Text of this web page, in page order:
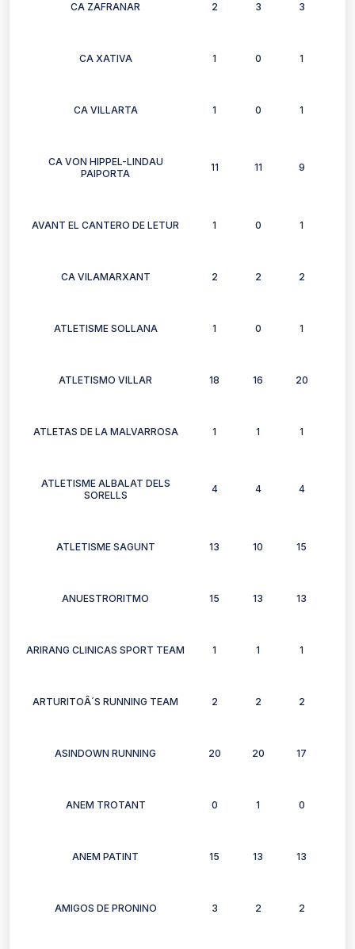
CA ZAFRANAR 2 3 3
CA XATIVA 1 0 1
CA VILLARTA 1 0 1
CA VON HIPPEL-LINDAU
PAIPORTA
11 11 9
AVANT EL CANTERO DE LETUR 1 0 1
CA VILAMARXANT 2 2 2
ATLETISME SOLLANA 1 0 1
ATLETISMO VILLAR 18 16 20
ATLETAS DE LA MALVARROSA 1 1 1
ATLETISME ALBALAT DELS
SORELLS
4 4 4
ATLETISME SAGUNT 13 10 15
ANUESTRORITMO 15 13 13
ARIRANG CLINICAS SPORT TEAM 1 1 1
ARTURITOÂ´S RUNNING TEAM 2 2 2
ASINDOWN RUNNING 20 20 17
ANEM TROTANT 0 1 0
ANEM PATINT 15 13 13
AMIGOS DE PRONINO 3 2 2